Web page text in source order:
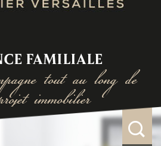
FAMILIALE
tout au long de
immobilier